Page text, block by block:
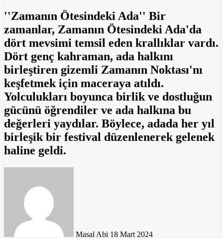
''Zamanın Ötesindeki Ada'' Bir
zamanlar, Zamanın Ötesindeki Ada'da
dört mevsimi temsil eden krallıklar vardı.
Dört genç kahraman, ada halkını
birleştiren gizemli Zamanın Noktası'nı
keşfetmek için maceraya atıldı.
Yolculukları boyunca birlik ve dostluğun
gücünü öğrendiler ve ada halkına bu
değerleri yaydılar. Böylece, adada her yıl
birleşik bir festival düzenlenerek gelenek
haline geldi.
Masal Abi 18 Mart 2024